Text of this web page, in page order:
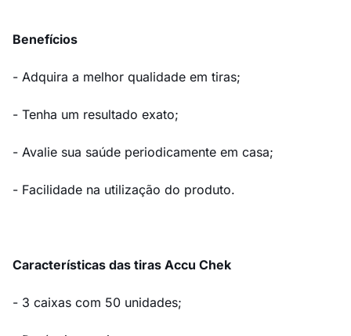
Benefícios
- Adquira a melhor qualidade em tiras;
- Tenha um resultado exato;
- Avalie sua saúde periodicamente em casa;
- Facilidade na utilização do produto.
Características das tiras Accu Chek
- 3 caixas com 50 unidades;